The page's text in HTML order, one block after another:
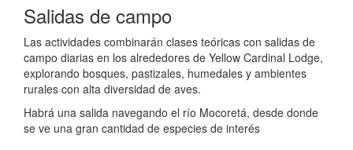
Salidas de campo
Las actividades combinarán clases teóricas con salidas de
campo diarias en los alrededores de Yellow Cardinal Lodge,
explorando bosques, pastizales, humedales y ambientes
rurales con alta diversidad de aves.
Habrá una salida navegando el río Mocoretá, desde donde
se ve una gran cantidad de especies de interés